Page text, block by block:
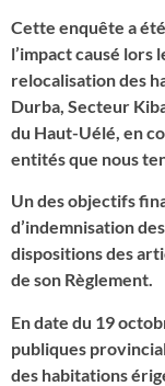
Cette enquête a
l’impact causé lors
relocalisation des
Durba, Secteur
du Haut-Uélé, en
entités que nous
Un des objectifs
d’indemnisation
dispositions des
de son Règlement.
En date du 19
publiques
des habitations